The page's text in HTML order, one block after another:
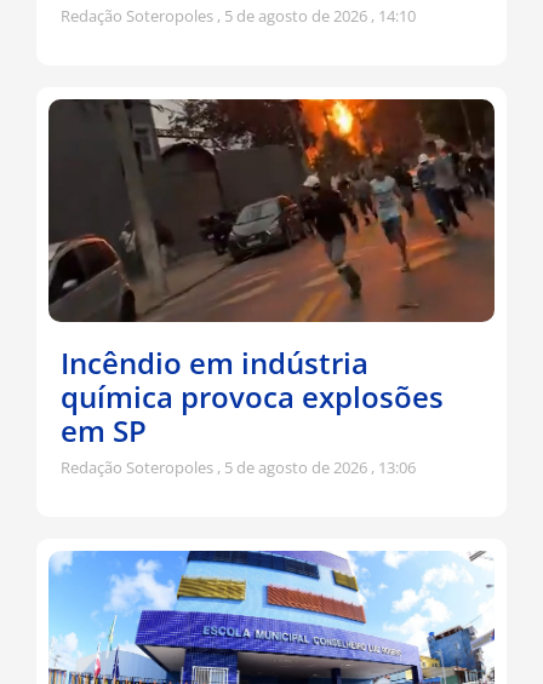
Redação Soteropoles 5 de agosto de 2026 14:10
Incêndio em indústria
química provoca explosões
em SP
Redação Soteropoles 5 de agosto de 2026 13:06